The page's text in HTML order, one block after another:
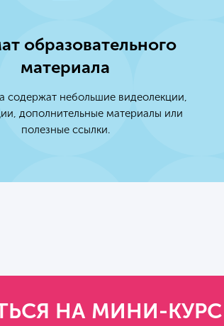
образовательного
материала
содержат небольшие видеолекции,
дополнительные материалы или
полезные ссылки.
НА МИНИ-КУРС